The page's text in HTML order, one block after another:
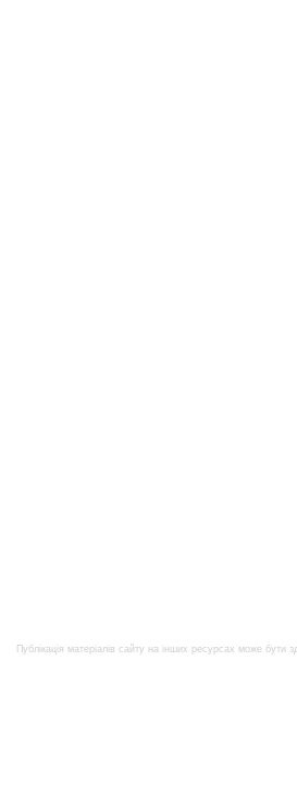
Публікація матеріалів сайту на інших ресурсах може бути